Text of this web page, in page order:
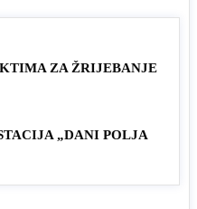
ZA ŽRIJEBANJE
„DANI POLJA